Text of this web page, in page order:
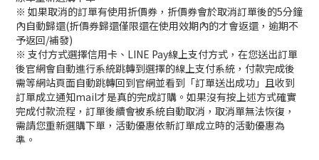
※ 如果取消的訂單有使用折價券，折價券會於取消訂單後的5分鐘
內自動歸還(折價券歸還僅限還在使用效期內的才會返還，逾期不
予返回/補發)
※ 支付方式選擇信用卡、LINE Pay線上支付方式，在您送出訂單
後官網會自動進行系統跳轉到選擇的線上支付系統，付款完成後
需等網站頁面自動跳轉回到官網並看到「訂單送出成功」且收到
訂單成立通知mail才是真的完成訂購。如果沒有按上述方式確實
完成付款流程，訂單後續會被系統自動取消，取消單無法恢復，
需請您重新選購下單，活動優惠依新訂單成立時的活動優惠為
準。